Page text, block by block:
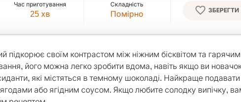
Час приготування
25 хв
Складність
Помірно ЗБЕРЕГТИ
своїм контрастом між ніжним бісквітом та
його можна легко зробити вдома, навіть якщо ви
які містяться в темному шоколаді. Найкраще
або ягідним соусом. Якщо любите солодку випічку,